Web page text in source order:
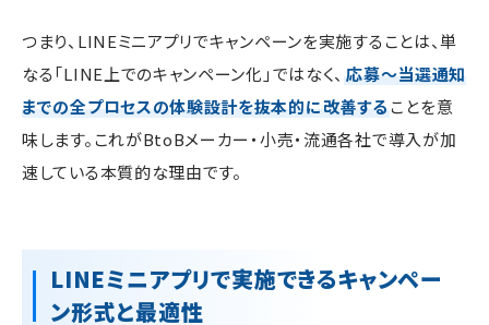
つまり、LINEミニアプリでキャンペーンを実施することは、単
なる「LINE上でのキャンペーン化」ではなく、応募〜当選通知
までの全プロセスの体験設計を抜本的に改善することを意
味します。これがBtoBメーカー・小売・流通各社で導入が加
速している本質的な理由です。
LINEミニアプリで実施できるキャンペー
ン形式と最適性